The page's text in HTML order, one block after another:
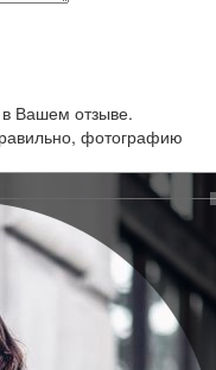
в Вашем отзыве.
фотографию